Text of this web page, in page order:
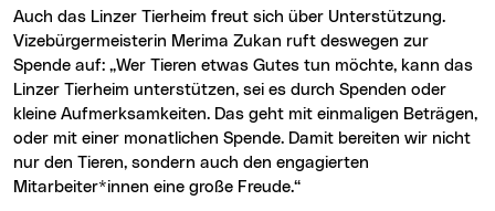
Auch das Linzer Tierheim freut sich über Unterstützung.
Vizebürgermeisterin Merima Zukan ruft deswegen zur
Spende auf: „Wer Tieren etwas Gutes tun möchte, kann das
Linzer Tierheim unterstützen, sei es durch Spenden oder
kleine Aufmerksamkeiten. Das geht mit einmaligen Beträgen,
oder mit einer monatlichen Spende. Damit bereiten wir nicht
nur den Tieren, sondern auch den engagierten
Mitarbeiter*innen eine große Freude.“